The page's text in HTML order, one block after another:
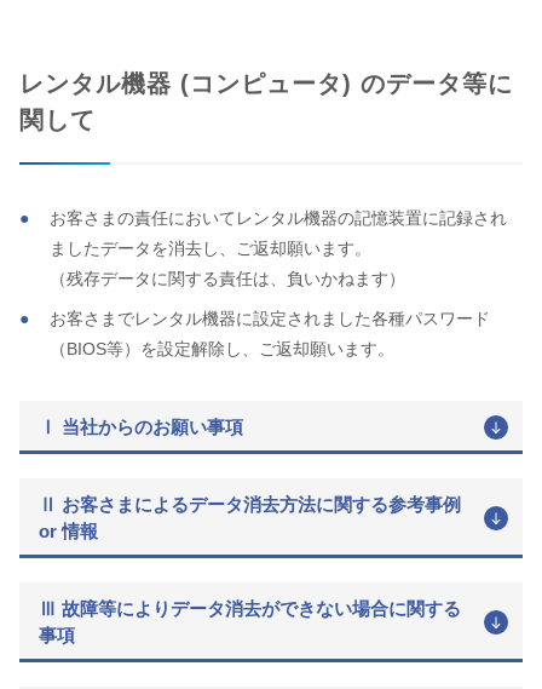
レンタル機器 (コンピュータ) のデータ等に
関して
お客さまの責任においてレンタル機器の記憶装置に記録され
ましたデータを消去し、ご返却願います。
（残存データに関する責任は、負いかねます）
お客さまでレンタル機器に設定されました各種パスワード
（BIOS等）を設定解除し、ご返却願います。
Ⅰ 当社からのお願い事項
Ⅱ お客さまによるデータ消去方法に関する参考事例
or 情報
Ⅲ 故障等によりデータ消去ができない場合に関する
事項